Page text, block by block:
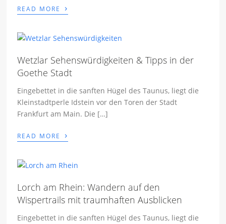
READ MORE ›
Wetzlar Sehenswürdigkeiten & Tipps in der
Goethe Stadt
Eingebettet in die sanften Hügel des Taunus, liegt die
Kleinstadtperle Idstein vor den Toren der Stadt
Frankfurt am Main. Die […]
READ MORE ›
Lorch am Rhein: Wandern auf den
Wispertrails mit traumhaften Ausblicken
Eingebettet in die sanften Hügel des Taunus, liegt die